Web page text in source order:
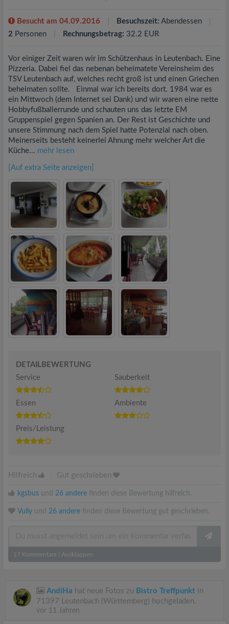
Besucht am 04.09.2016 Besuchszeit: Abendessen
2 Personen Rechnungsbetrag: 32.2 EUR
Vor einiger Zeit waren wir im Schützenhaus in Leutenbach. Eine
Pizzeria. Dabei fiel das nebenan beheimatete Vereinsheim des
TSV Leutenbach auf, welches recht groß ist und einen Griechen
beheimaten sollte. Einmal war ich bereits dort. 1984 war es
ein Mittwoch (dem Internet sei Dank) und wir waren eine nette
Hobbyfußballerrunde und schauten uns das letzte EM
Gruppenspiel gegen Spanien an. Der Rest ist Geschichte und
unsere Stimmung nach dem Spiel hatte Potenzial nach oben.
Meinerseits besteht keinerlei Ahnung mehr welcher Art die
Küche... mehr lesen
[Auf extra Seite anzeigen]
DETAILBEWERTUNG
Service
Sauberkeit
Essen Ambiente
Preis/Leistung
Hilfreich Gut geschrieben
kgsbus und 26 andere finden diese Bewertung hilfreich.
Vully und 26 andere finden diese Bewertung gut geschrieben.
17 Kommentare Ausklappen
AndiHa hat neue Fotos zu Bistro Treffpunkt in
71397 Leutenbach (Württemberg) hochgeladen.
vor 11 Jahren